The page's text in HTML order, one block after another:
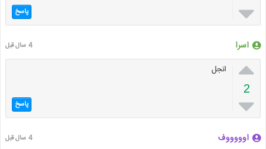
 پاسخ
اسرا 4 سال قبل

2

انجل
پاسخ
اوووووف 4 سال قبل